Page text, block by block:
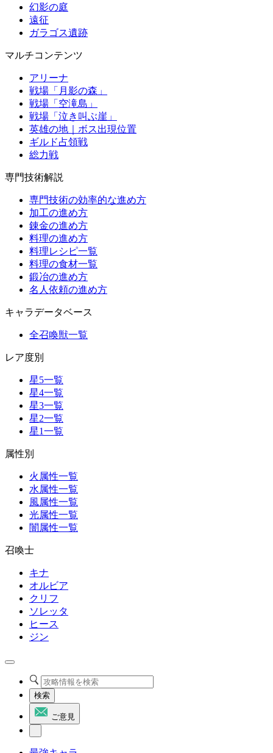
幻影の庭
遠征
ガラゴス遺跡
マルチコンテンツ
アリーナ
戦場「月影の森」
戦場「空滝島」
戦場「泣き叫ぶ崖」
英雄の地｜ボス出現位置
ギルド占領戦
総力戦
専門技術解説
専門技術の効率的な進め方
加工の進め方
錬金の進め方
料理の進め方
料理レシピ一覧
料理の食材一覧
鍛冶の進め方
名人依頼の進め方
キャラデータベース
全召喚獣一覧
レア度別
星5一覧
星4一覧
星3一覧
星2一覧
星1一覧
属性別
火属性一覧
水属性一覧
風属性一覧
光属性一覧
闇属性一覧
召喚士
キナ
オルビア
クリフ
ソレッタ
ヒース
ジン
検索
ご意見